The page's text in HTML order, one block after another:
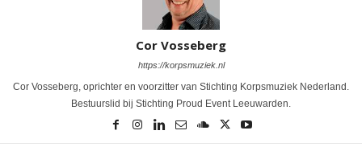
Cor Vosseberg
https://korpsmuziek.nl
Cor Vosseberg, oprichter en voorzitter van Stichting Korpsmuziek Nederland.
Bestuurslid bij Stichting Proud Event Leeuwarden.